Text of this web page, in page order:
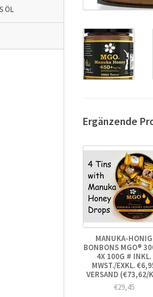
ÖL
Ergänzende
MANUKA-HONIG
BONBONS MGO®
4X 100G # INKL.
MWST./EXKL.
VERSAND (€73,62/
€29,45